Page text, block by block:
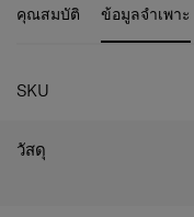
HANDLES Top
ADDRESS
คุณสมบัติ ข้อมูลจำเพาะ
SKU
วัสดุ